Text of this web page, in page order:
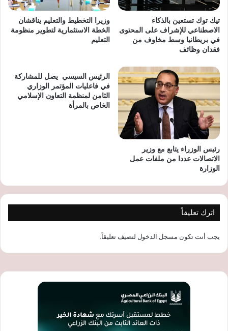
تيك توك تستعين بالذكاء
الاصطناعي للإشراف على المحتوى
في بريطانيا وسط مخاوف من
فقدان وظائف
وزيرا التخطيط والتعليم يناقشان
الخطة الاستثمارية لتطوير منظومة
التعليم
رئيس الوزراء يتابع مع وزير
الاتصالات عددا من ملفات عمل
الوزارة
الرئيس السيسي يصل للمشاركة
في فاعليات المؤتمر الوزاري
الثامن لمنظمة التعاون الإسلامي
الخاص بالمرأة
اترك تعليقاً
يجب أنت تكون مسجل الدخول لتضيف تعليقاً.